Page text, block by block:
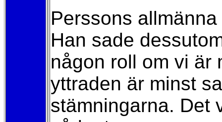
Perssons
Han sade
någon roll om vi är
yttraden är minst
stämningarna. Det